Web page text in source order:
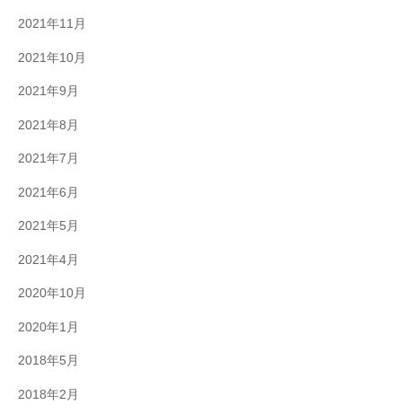
2021年11月
2021年10月
2021年9月
2021年8月
2021年7月
2021年6月
2021年5月
2021年4月
2020年10月
2020年1月
2018年5月
2018年2月